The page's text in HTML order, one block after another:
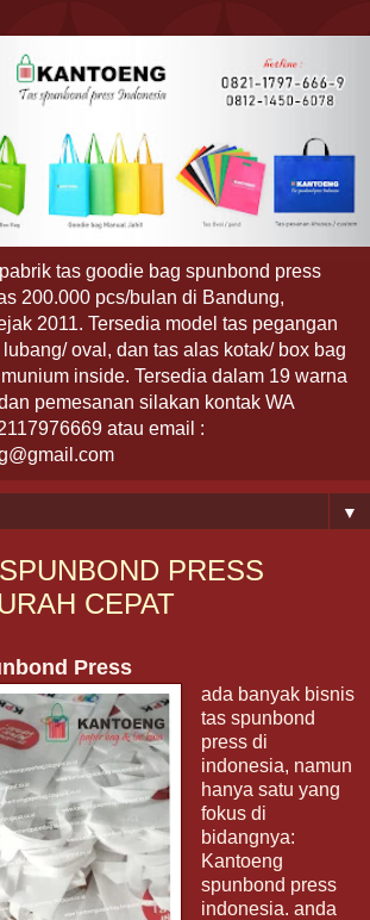
tas goodie bag spunbond press
200.000 pcs/bulan di Bandung,
2011. Tersedia model tas pegangan
oval, dan tas alas kotak/ box bag
inside. Tersedia dalam 19 warna
pemesanan silakan kontak WA
atau email :
▼
PRESS
CEPAT
Press
ada banyak bisnis
tas spunbond
press di
indonesia, namun
hanya satu yang
fokus di
bidangnya:
Kantoeng
spunbond press
indonesia. anda